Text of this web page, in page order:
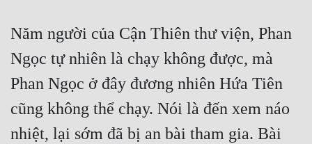
Dã Sử
Dị Giới
Gia Đấu
Năm người của Cận Thiên thư viện, Phan
Ngọc tự nhiên là chạy không được, mà
Phan Ngọc ở đây đương nhiên Hứa Tiên
cũng không thể chạy. Nói là đến xem náo
nhiệt, lại sớm đã bị an bài tham gia. Bài